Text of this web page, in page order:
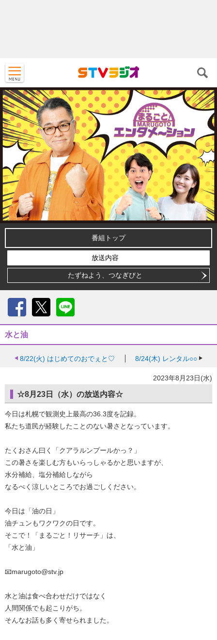
番組トップ
放送内容
たずねよう、つなぎびと
水と油
8/22(火) はじめてのおでぇと♡ 8/24(木) レンタル○○
2023年8月23日(水)
☆8月23日（水）の放送内容☆
今日は札幌で観測史上最高の36.3度を記録。
私たち道民が経験したことのない暑さとなっています。
たくおさん曰く「クアラルンプールかっ？」
この暑さを楽しむ方もいらっしゃるかと思いますが、
水分補給、塩分補給しながら
なるべく涼しいところでお過ごしください。
今日は「油の日」
油チュンもワクワクの日です。
そこで！「まるごと！リサーチ」は、
「水と油」
📧marugoto@stv.jp
水と油は食べ合わせだけではなく
人間関係でも起こりがち。
そんなお話も多く寄せられました。